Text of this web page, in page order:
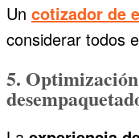
Un cotizador de
considerar todos
5.